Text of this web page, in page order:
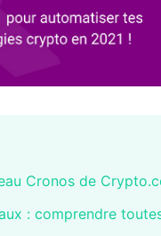
Cronos de
: comprendre